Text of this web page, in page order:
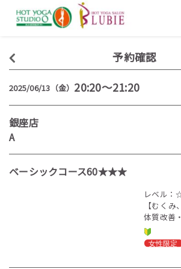
予約確認
2025/06/13（金） 20:20～21:20
銀座店
A
ベーシックコース60★★★
レベル
【むく
体質改善